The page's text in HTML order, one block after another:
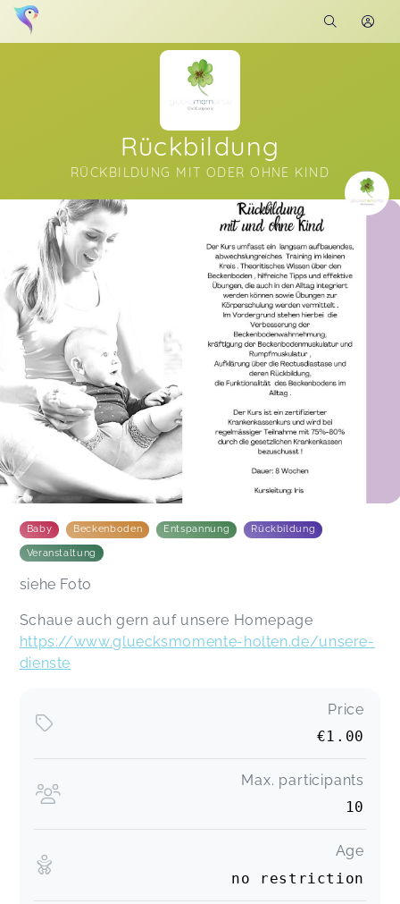
Rückbildung
RÜCKBILDUNG MIT ODER OHNE KIND
Soon you will learn more about me here...
Baby Beckenboden Entspannung Rückbildung
Veranstaltung
siehe Foto
Schaue auch gern auf unsere Homepage
https://www.gluecksmomente-holten.de/unsere-
dienste
Price
€1.00
Max. participants
10
Age
no restriction